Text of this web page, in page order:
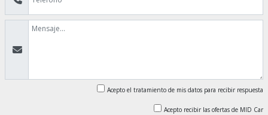
Acepto el tratamiento de mis datos para recibir respuesta
Acepto recibir las ofertas de MID Car